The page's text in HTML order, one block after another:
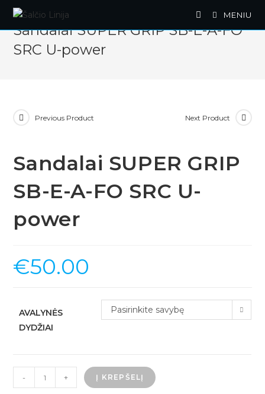
Skip
content
MENIU
Sandalai SUPER GRIP SB-E-A-FO
SRC U-power
Previous Product Next Product
Sandalai SUPER GRIP
SB-E-A-FO SRC U-
power
€50.00
AVALYNĖS
DYDŽIAI
Pasirinkite savybę
-
produkto
kiekis:
+ Į KREPŠELĮ